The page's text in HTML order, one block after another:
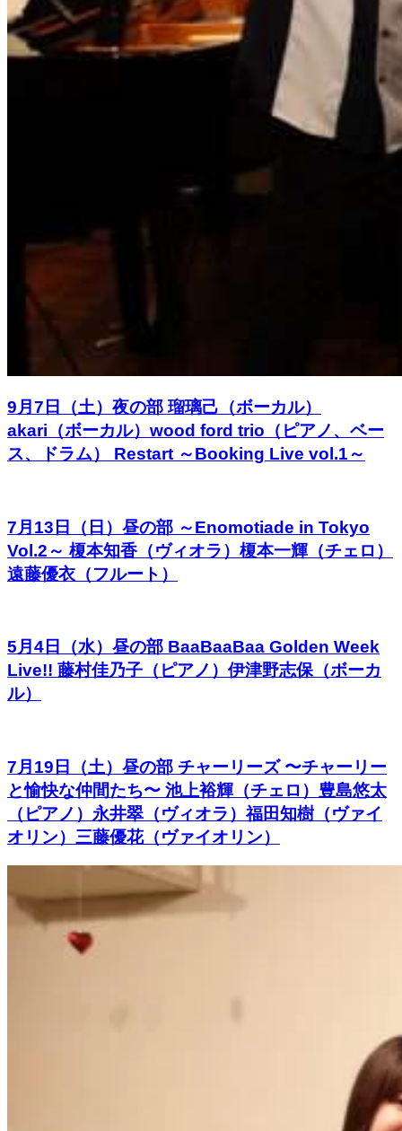
9月7日（土）夜の部 瑠璃己（ボーカル）
akari（ボーカル）wood ford trio（ピアノ、ベー
ス、ドラム） Restart ～Booking Live vol.1～
7月13日（日）昼の部 ～Enomotiade in Tokyo
Vol.2～ 榎本知香（ヴィオラ）榎本一輝（チェロ）
遠藤優衣（フルート）
5月4日（水）昼の部 BaaBaaBaa Golden Week
Live!! 藤村佳乃子（ピアノ）伊津野志保（ボーカ
ル）
7月19日（土）昼の部 チャーリーズ 〜チャーリー
と愉快な仲間たち〜 池上裕輝（チェロ）豊島悠太
（ピアノ）永井翠（ヴィオラ）福田知樹（ヴァイ
オリン）三藤優花（ヴァイオリン）